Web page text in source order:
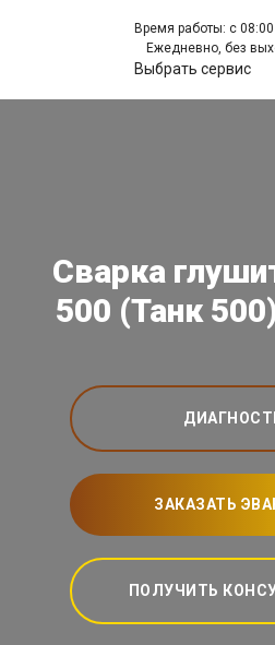
Время работы: с
Ежедневно, без
Выбрать сервис
Сварка
500 (Танк
ЗАКАЗАТЬ
ПОЛУЧИТЬ